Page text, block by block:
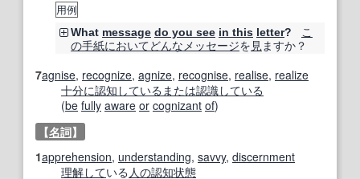
用例
What message do you see in this letter?
こ
の手紙においてどんな メッセージを 見 ますか？
7agnise, recognize, agnize, recognise, realise, realize
十分に認知 している または認識している
(be fully aware or cognizant of)
【名詞】
1apprehension, understanding, savvy, discernment
理解している 人の認知状態